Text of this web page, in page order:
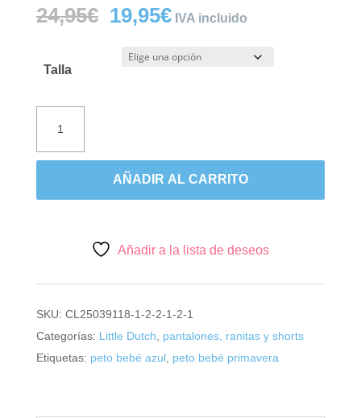
24,95€ El
precio
original
era:
19,95€El
actual
es:
IVA incluido
Talla
dutch,
peto
cantidad
AÑADIR AL CARRITO
Añadir a la lista de deseos
SKU: CL25039118-1-2-2-1-2-1
Categorías: Little Dutch
pantalones, ranitas y shorts
Etiquetas: peto bebé azul, peto bebé primavera